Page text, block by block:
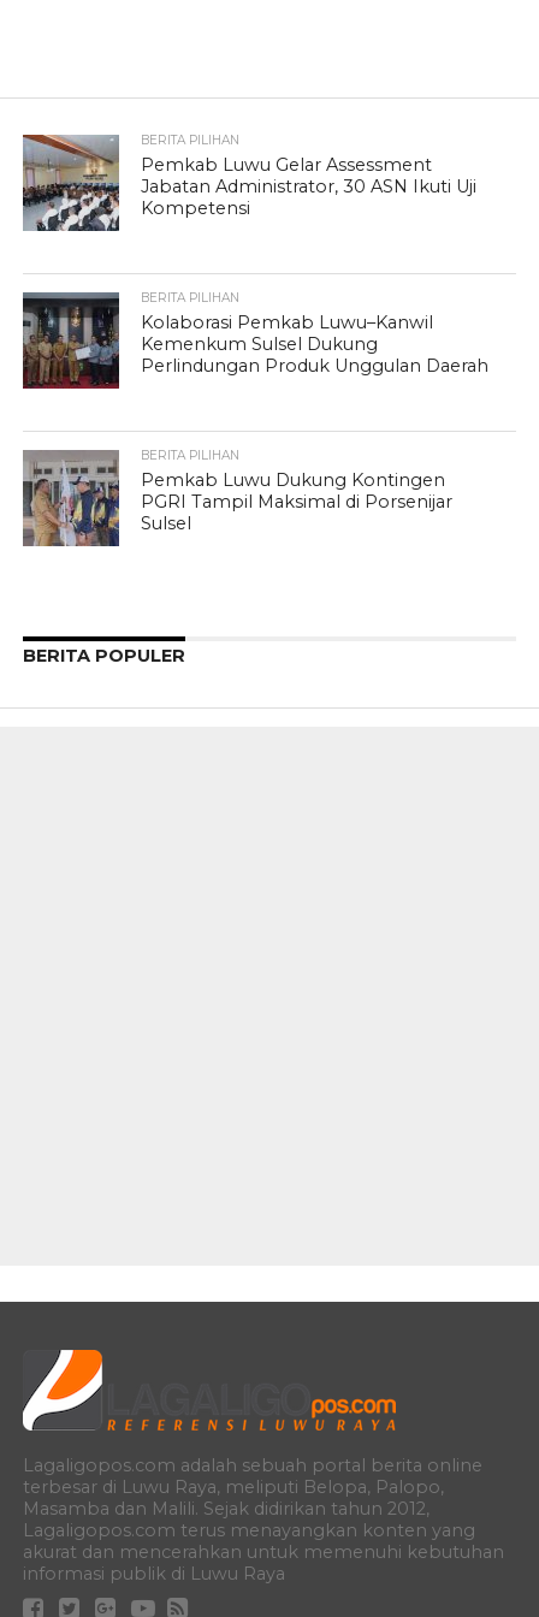
BERITA PILIHAN
Pemkab Luwu Gelar Assessment
Jabatan Administrator, 30 ASN Ikuti Uji
Kompetensi
BERITA PILIHAN
Kolaborasi Pemkab Luwu–Kanwil
Kemenkum Sulsel Dukung
Perlindungan Produk Unggulan Daerah
BERITA PILIHAN
Pemkab Luwu Dukung Kontingen
PGRI Tampil Maksimal di Porsenijar
Sulsel
BERITA POPULER
Lagaligopos.com adalah sebuah portal berita online
terbesar di Luwu Raya, meliputi Belopa, Palopo,
Masamba dan Malili. Sejak didirikan tahun 2012,
Lagaligopos.com terus menayangkan konten yang
akurat dan mencerahkan untuk memenuhi kebutuhan
informasi publik di Luwu Raya